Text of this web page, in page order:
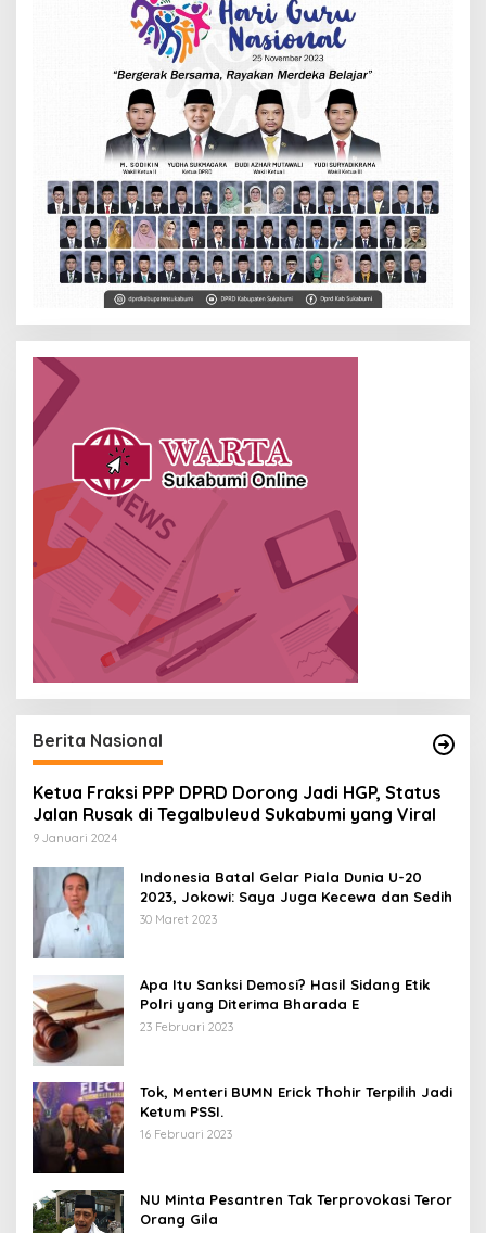
Berita Nasional
Ketua Fraksi PPP DPRD Dorong Jadi HGP, Status
Jalan Rusak di Tegalbuleud Sukabumi yang Viral
9 Januari 2024
Indonesia Batal Gelar Piala Dunia U-20
2023, Jokowi: Saya Juga Kecewa dan Sedih
30 Maret 2023
Apa Itu Sanksi Demosi? Hasil Sidang Etik
Polri yang Diterima Bharada E
23 Februari 2023
Tok, Menteri BUMN Erick Thohir Terpilih Jadi
Ketum PSSI.
16 Februari 2023
NU Minta Pesantren Tak Terprovokasi Teror
Orang Gila